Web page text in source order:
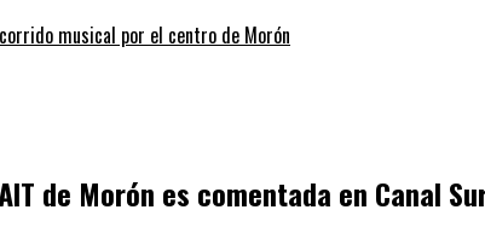
musical por el centro de Morón
de Morón es comentada en Canal